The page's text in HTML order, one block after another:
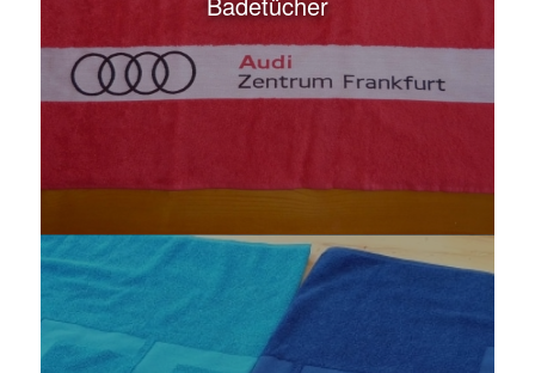
Gästehandtücher